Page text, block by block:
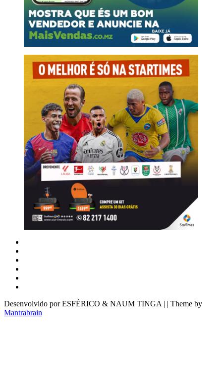
Desenvolvido por ESFÉRICO & NAUM TINGA | | Theme by
Mantrabrain